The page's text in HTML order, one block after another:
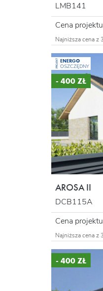
LMB141
Cena
Najniższa cena z
PROJEKT ENERGO
OSZCZĘDNY
- 400 ZŁ
AROSA II
DCB115A
Cena
Najniższa cena z
- 400 ZŁ